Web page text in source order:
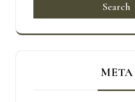
Search
META